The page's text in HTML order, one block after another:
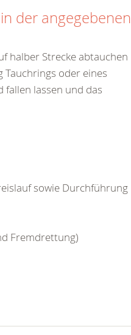
der angegebenen
halber Strecke abtauchen
Tauchrings oder eines
fallen lassen und das
sowie Durchführung
Fremdrettung)